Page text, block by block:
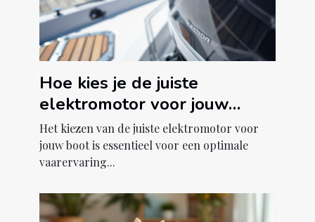
Hoe kies je de juiste
elektromotor voor jouw
boot?
Het kiezen van de juiste elektromotor voor
jouw boot is essentieel voor een optimale
vaarervaring...